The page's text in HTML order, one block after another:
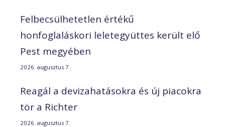
Felbecsülhetetlen értékű
honfoglaláskori leletegyüttes került elő
Pest megyében
2026. augusztus 7.
Reagál a devizahatásokra és új piacokra
tör a Richter
2026. augusztus 7.